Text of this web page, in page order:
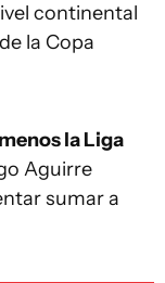
continental
la Copa
la Liga
Aguirre
sumar a